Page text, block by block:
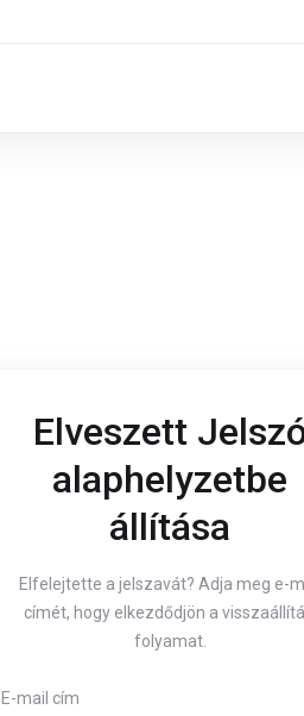
Elveszett
alaphelyzetbe
állítása
Elfelejtette a jelszavát? Adja meg e-
címét, hogy elkezdődjön a
folyamat.
E-mail cím